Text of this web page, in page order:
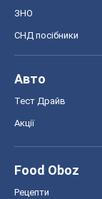
ЗНО
СНД посібники
Авто
Тест Драйв
Акції
Food Oboz
Рецепти